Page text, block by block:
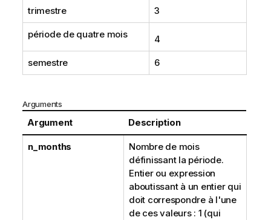
trimestre 3
période de quatre mois 4
semestre 6
Arguments
Argument Description
n_months
Nombre de mois
définissant la période.
Entier ou expression
aboutissant à un entier qui
doit correspondre à l'une
de ces valeurs : 1 (qui